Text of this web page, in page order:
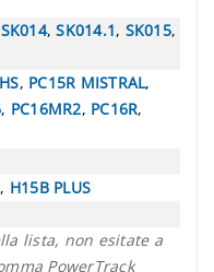
SK014,SK014.1, SK015,
, PC15R MISTRAL,
, PC16MR2, PC16R,
, H15B PLUS
lista, non esitate a
PowerTrack